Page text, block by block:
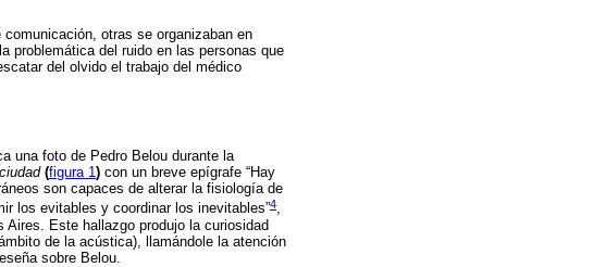
otras se organizaban en
problemática del ruido en las personas que
del olvido el trabajo del médico
una foto de Pedro Belou durante la
(figura 1) con un breve epígrafe “Hay
son capaces de alterar la fisiología de
los evitables y coordinar los inevitables”4,
Este hallazgo produjo la curiosidad
de la acústica), llamándole la atención
sobre Belou.